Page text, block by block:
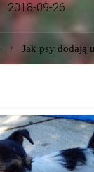
2018-09-26
Jak psy dodają